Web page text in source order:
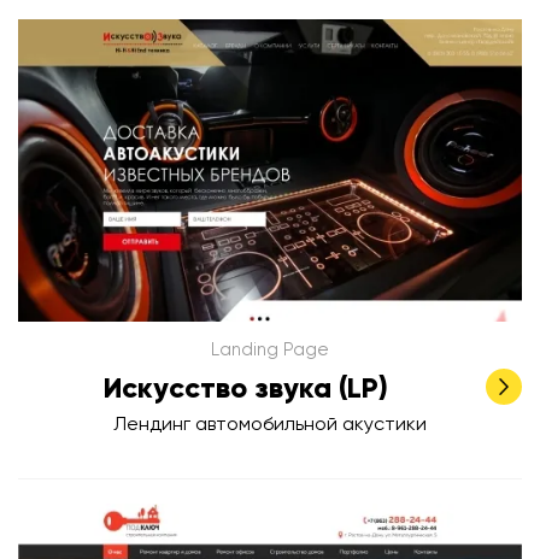
Landing Page
Искусство звука (LP)
Лендинг автомобильной акустики